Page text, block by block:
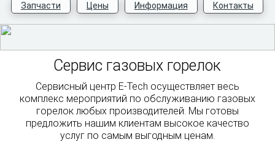
Запчасти Цены Информация Контакты
Сервис газовых горелок
Сервисный центр E-Tech осуществляет весь
комплекс мероприятий по обслуживанию газовых
горелок любых производителей. Мы готовы
предложить нашим клиентам высокое качество
услуг по самым выгодным ценам.